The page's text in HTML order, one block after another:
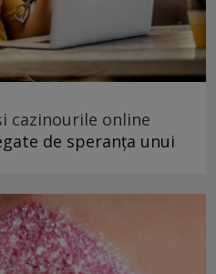
cazinourile online
de speranța unui